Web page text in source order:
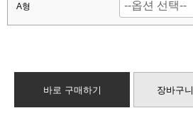
A형
바로 구매하기 장바구니